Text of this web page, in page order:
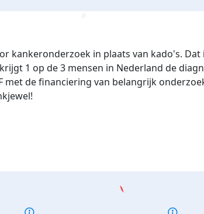
kankeronderzoek in plaats van kado's. Dat
1 op de 3 mensen in Nederland de
met de financiering van belangrijk